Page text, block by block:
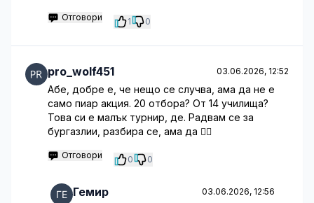
Отговори 1 0
pro_wolf451 03.06.2026, 12:52
Абе, добре е, че нещо се случва, ама да не е
само пиар акция. 20 отбора? От 14 училища?
Това си е малък турнир, де. Радвам се за
бургазлии, разбира се, ама да 🤷‍♂️
Отговори 0 0
Гемир 03.06.2026, 12:56